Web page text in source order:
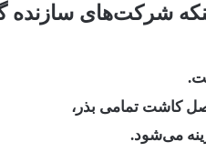
شرکت‌های سازنده
می‌شود.